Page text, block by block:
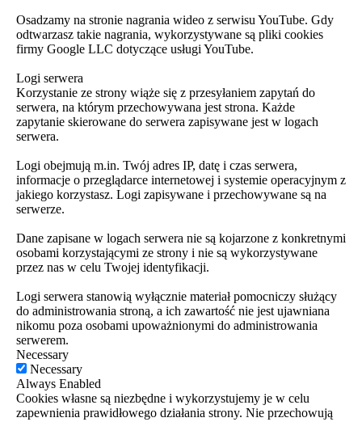
Osadzamy na stronie nagrania wideo z serwisu YouTube. Gdy
odtwarzasz takie nagrania, wykorzystywane są pliki cookies
firmy Google LLC dotyczące usługi YouTube.
Logi serwera
Korzystanie ze strony wiąże się z przesyłaniem zapytań do
serwera, na którym przechowywana jest strona. Każde
zapytanie skierowane do serwera zapisywane jest w logach
serwera.
Logi obejmują m.in. Twój adres IP, datę i czas serwera,
informacje o przeglądarce internetowej i systemie operacyjnym z
jakiego korzystasz. Logi zapisywane i przechowywane są na
serwerze.
Dane zapisane w logach serwera nie są kojarzone z konkretnymi
osobami korzystającymi ze strony i nie są wykorzystywane
przez nas w celu Twojej identyfikacji.
Logi serwera stanowią wyłącznie materiał pomocniczy służący
do administrowania stroną, a ich zawartość nie jest ujawniana
nikomu poza osobami upoważnionymi do administrowania
serwerem.
Necessary
Necessary
Always Enabled
Cookies własne są niezbędne i wykorzystujemy je w celu
zapewnienia prawidłowego działania strony. Nie przechowują